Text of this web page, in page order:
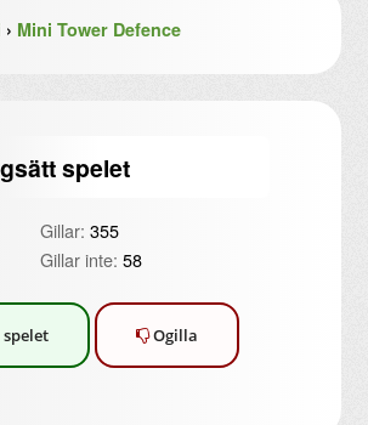
› Mini Tower Defence
spelet
Gillar: 355
Gillar inte: 58
Ogilla